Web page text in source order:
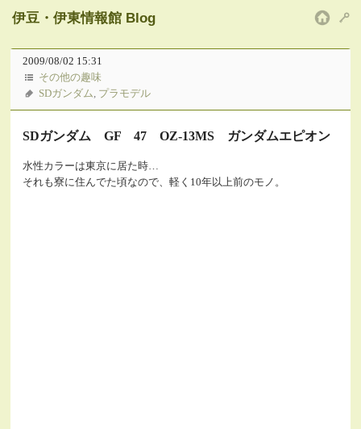
伊豆・伊東情報館 Blog
2009/08/02 15:31
その他の趣味
SDガンダム, プラモデル
SDガンダム GF 47 OZ-13MS ガンダムエピオン
水性カラーは東京に居た時…
それも寮に住んでた頃なので、軽く10年以上前のモノ。